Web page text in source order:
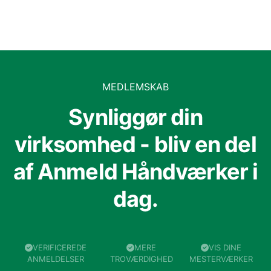
MEDLEMSKAB
Synliggør din
virksomhed - bliv en del
af Anmeld Håndværker i
dag.
VERIFICEREDE
ANMELDELSER
MERE
TROVÆRDIGHED
VIS DINE
MESTERVÆRKER